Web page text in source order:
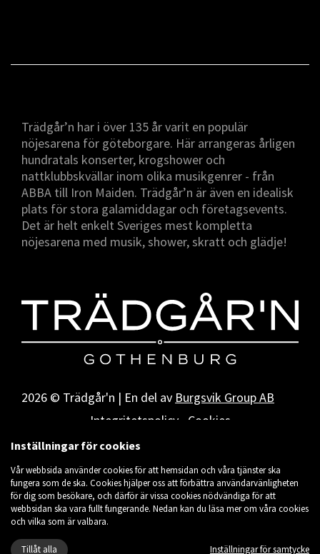
Trädgår’n har i över 135 år varit en populär
nöjesarena för göteborgare. Här arrangeras årligen
hundratals konserter, krogshower och
nattklubbskvällar inom olika musikgenrer - från
ABBA till Iron Maiden. Trädgår’n är även en idealisk
plats för stora galamiddagar och företagsevents.
Det är helt enkelt Sveriges mest kompletta
nöjesarena med musik, shower, skratt och glädje!
2026 © Trädgår'n | En del av Burgsvik Group AB
Integritetspolicy
Cookies
Inställningar för cookies
Vår webbsida använder cookies för att hemsidan och våra tjänster ska
fungera som de ska. Cookies hjälper oss att förbättra användarvänligheten
för dig som besökare, och därför är vissa cookies nödvändiga för att
webbsidan ska vara fullt fungerande. Nedan kan du läsa mer om våra cookies
och vilka som är valbara.
Tillåt alla Inställningar för samtycke